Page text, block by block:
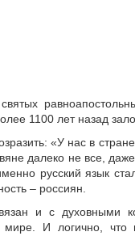
1100 лет назад
«У нас в
далеко не все,
русский язык
– россиян.
и с духовными
И логично, что